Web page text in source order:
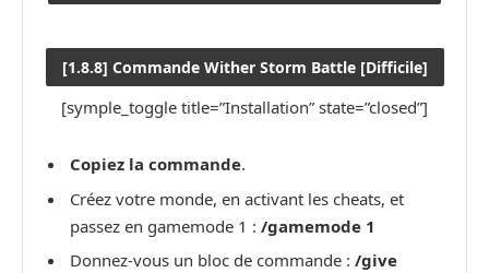
[1.8.8] Commande Wither Storm Battle [Difficile]
[symple_toggle title=”Installation” state=”closed”]
Copiez la commande.
Créez votre monde, en activant les cheats, et
passez en gamemode 1 : /gamemode 1
Donnez-vous un bloc de commande : /give